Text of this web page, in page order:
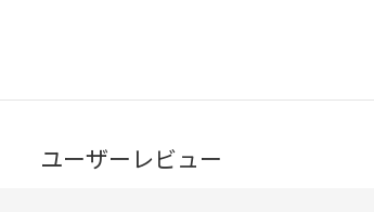
ユーザーレビュー